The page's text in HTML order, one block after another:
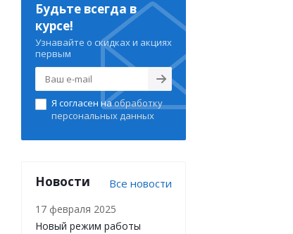
Будьте всегда в
курсе!
Узнавайте о скидках и акциях
первым
Я согласен наобработку
персональных данных
Новости Все новости
17 февраля 2025
Новый режим работы